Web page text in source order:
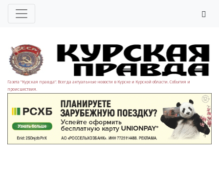
Газета "Курская правда". Всегда актуальные новости в Курске и Курской области. События и
происшествия.